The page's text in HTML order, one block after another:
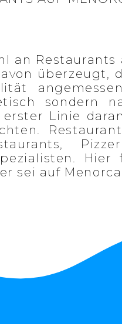
an
überzeugt,
sondern
Linie
sei auf